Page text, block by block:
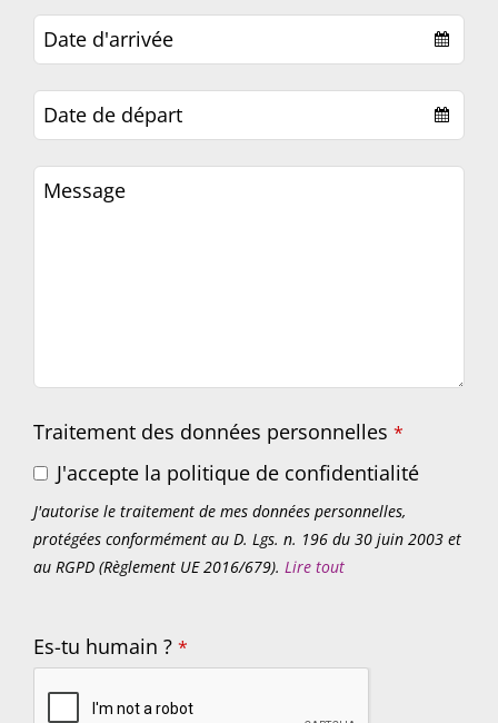
Date d'arrivée
Date de départ
Message
Traitement des données personnelles *
J'accepte la politique de confidentialité
J'autorise le traitement de mes données personnelles,
protégées conformément au D. Lgs. n. 196 du 30 juin 2003 et
au RGPD (Règlement UE 2016/679). Lire tout
Es-tu humain ? *